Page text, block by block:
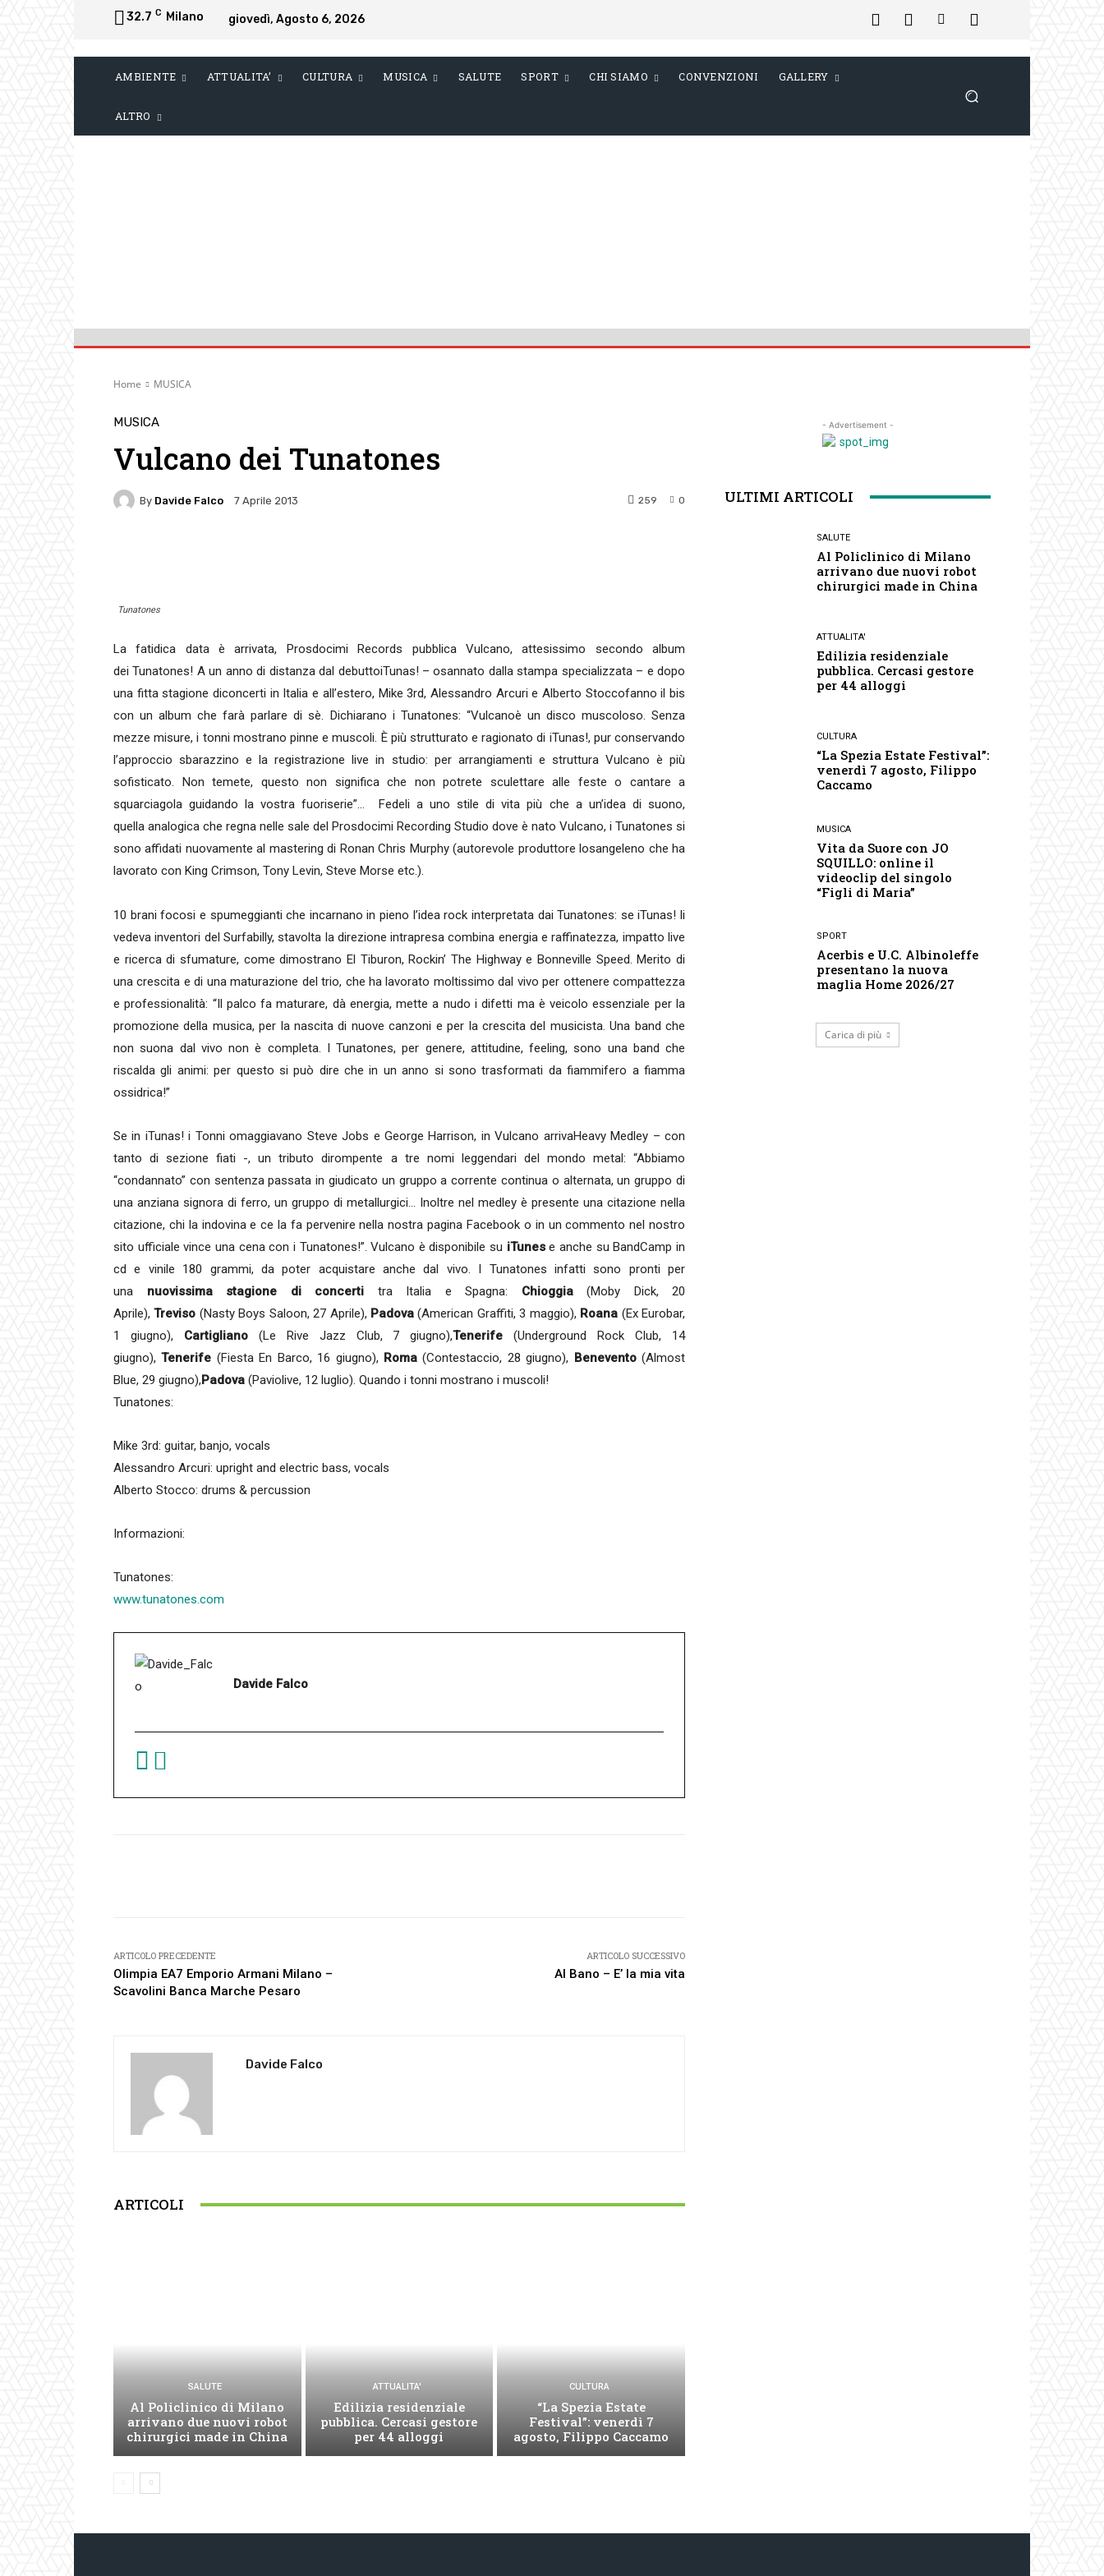
32.7 C Milano giovedì, Agosto 6, 2026
AMBIENTE ATTUALITA’ CULTURA MUSICA SALUTE SPORT CHI SIAMO CONVENZIONI GALLERY
ALTRO
Home MUSICA
MUSICA
Vulcano dei Tunatones
By Davide Falco 7 Aprile 2013 0
259
Tunatones
La fatidica data è arrivata, Prosdocimi Records pubblica Vulcano, attesissimo secondo album
dei Tunatones! A un anno di distanza dal debuttoiTunas! – osannato dalla stampa specializzata – e dopo
una fitta stagione diconcerti in Italia e all’estero, Mike 3rd, Alessandro Arcuri e Alberto Stoccofanno il bis
con un album che farà parlare di sè. Dichiarano i Tunatones: “Vulcanoè un disco muscoloso. Senza
mezze misure, i tonni mostrano pinne e muscoli. È più strutturato e ragionato di iTunas!, pur conservando
l’approccio sbarazzino e la registrazione live in studio: per arrangiamenti e struttura Vulcano è più
sofisticato. Non temete, questo non significa che non potrete sculettare alle feste o cantare a
squarciagola guidando la vostra fuoriserie”… Fedeli a uno stile di vita più che a un’idea di suono,
quella analogica che regna nelle sale del Prosdocimi Recording Studio dove è nato Vulcano, i Tunatones si
sono affidati nuovamente al mastering di Ronan Chris Murphy (autorevole produttore losangeleno che ha
lavorato con King Crimson, Tony Levin, Steve Morse etc.).
10 brani focosi e spumeggianti che incarnano in pieno l’idea rock interpretata dai Tunatones: se iTunas! li
vedeva inventori del Surfabilly, stavolta la direzione intrapresa combina energia e raffinatezza, impatto live
e ricerca di sfumature, come dimostrano El Tiburon, Rockin’ The Highway e Bonneville Speed. Merito di
una crescita e di una maturazione del trio, che ha lavorato moltissimo dal vivo per ottenere compattezza
e professionalità: “Il palco fa maturare, dà energia, mette a nudo i difetti ma è veicolo essenziale per la
promozione della musica, per la nascita di nuove canzoni e per la crescita del musicista. Una band che
non suona dal vivo non è completa. I Tunatones, per genere, attitudine, feeling, sono una band che
riscalda gli animi: per questo si può dire che in un anno si sono trasformati da fiammifero a fiamma
ossidrica!”
Se in iTunas! i Tonni omaggiavano Steve Jobs e George Harrison, in Vulcano arrivaHeavy Medley – con
tanto di sezione fiati -, un tributo dirompente a tre nomi leggendari del mondo metal: “Abbiamo
“condannato” con sentenza passata in giudicato un gruppo a corrente continua o alternata, un gruppo di
una anziana signora di ferro, un gruppo di metallurgici… Inoltre nel medley è presente una citazione nella
citazione, chi la indovina e ce la fa pervenire nella nostra pagina Facebook o in un commento nel nostro
sito ufficiale vince una cena con i Tunatones!”. Vulcano è disponibile su iTunese anche su BandCamp in
cd e vinile 180 grammi, da poter acquistare anche dal vivo. I Tunatones infatti sono pronti per
una nuovissima stagione di concerti tra Italia e Spagna: Chioggia (Moby Dick, 20
Aprile),Treviso (Nasty Boys Saloon, 27 Aprile), Padova(American Graffiti, 3 maggio), Roana (Ex Eurobar,
1 giugno), Cartigliano (Le Rive Jazz Club, 7 giugno),Tenerife(Underground Rock Club, 14
giugno),Tenerife (Fiesta En Barco, 16 giugno), Roma(Contestaccio, 28 giugno), Benevento(Almost
Blue, 29 giugno),Padova (Paviolive, 12 luglio). Quando i tonni mostrano i muscoli!
Tunatones:
Mike 3rd: guitar, banjo, vocals
Alessandro Arcuri: upright and electric bass, vocals
Alberto Stocco: drums & percussion
Informazioni:
Tunatones:
www.tunatones.com
Davide Falco
ARTICOLO PRECEDENTE
Olimpia EA7 Emporio Armani Milano –
Scavolini Banca Marche Pesaro
ARTICOLO SUCCESSIVO
Al Bano – E’ la mia vita
Davide Falco
ARTICOLI
SALUTE
Al Policlinico di Milano
arrivano due nuovi robot
chirurgici made in China
ATTUALITA'
Edilizia residenziale
pubblica. Cercasi gestore
per 44 alloggi
CULTURA
“La Spezia Estate
Festival”: venerdì 7
agosto, Filippo Caccamo
- Advertisement -
ULTIMI ARTICOLI
SALUTE
Al Policlinico di Milano
arrivano due nuovi robot
chirurgici made in China
ATTUALITA'
Edilizia residenziale
pubblica. Cercasi gestore
per 44 alloggi
CULTURA
“La Spezia Estate Festival”:
venerdì 7 agosto, Filippo
Caccamo
MUSICA
Vita da Suore con JO
SQUILLO: online il
videoclip del singolo
“Figli di Maria”
SPORT
Acerbis e U.C. Albinoleffe
presentano la nuova
maglia Home 2026/27
Carica di più